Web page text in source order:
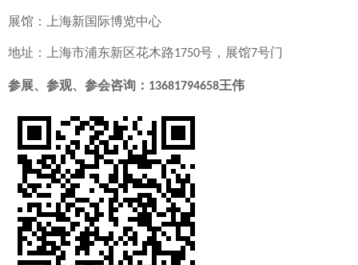
展馆：上海新国际博览中心
地址：上海市浦东新区花木路1750号，展馆7号门
参展、参观、参会咨询： 13681794658王伟